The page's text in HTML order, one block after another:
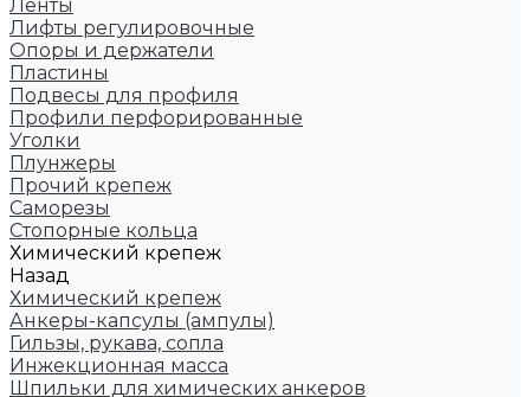
Ленты
Лифты регулировочные
Опоры и держатели
Пластины
Подвесы для профиля
Профили перфорированные
Уголки
Плунжеры
Прочий крепеж
Саморезы
Стопорные кольца
Химический крепеж
Назад
Химический крепеж
Анкеры-капсулы (ампулы)
Гильзы, рукава, сопла
Инжекционная масса
Шпильки для химических анкеров